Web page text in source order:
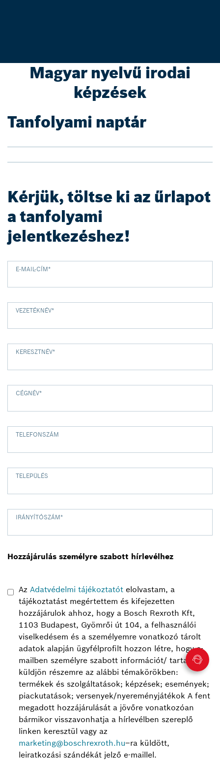
Magyar nyelvű irodai
képzések
Tanfolyami naptár
Kérjük, töltse ki az űrlapot
a tanfolyami
jelentkezéshez!
E-MAIL-CÍM*
VEZETÉKNÉV*
KERESZTNÉV*
CÉGNÉV*
TELEFONSZÁM
TELEPÜLÉS
IRÁNYÍTÓSZÁM*
Hozzájárulás személyre szabott hírlevélhez
Az Adatvédelmi tájékoztatót elolvastam, a
tájékoztatást megértettem és kifejezetten
hozzájárulok ahhoz, hogy a Bosch Rexroth Kft,
1103 Budapest, Gyömrői út 104, a felhasználói
viselkedésem és a személyemre vonatkozó tárolt
adatok alapján ügyfélprofilt hozzon létre, hogy e-
mailben személyre szabott információt/ tartalmat
küldjön részemre az alábbi témakörökben:
termékek és szolgáltatások; képzések; események;
piackutatások; versenyek/nyereményjátékok A fent
megadott hozzájárulását a jövőre vonatkozóan
bármikor visszavonhatja a hírlevélben szereplő
linken keresztül vagy az
marketing@boschrexroth.hu–ra küldött,
leiratkozási szándékát jelző e-maillel.